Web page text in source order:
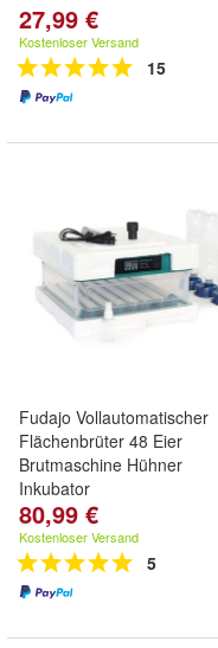
27,99 €
Kostenloser Versand
15
Fudajo Vollautomatischer
Flächenbrüter 48 Eier
Brutmaschine Hühner
Inkubator
80,99 €
Kostenloser Versand
5